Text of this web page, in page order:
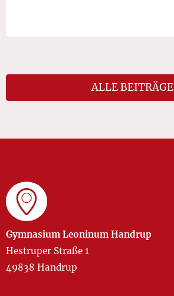
ALLE BEITRÄGE
Gymnasium Leoninum Handrup
Hestruper Straße 1
49838 Handrup